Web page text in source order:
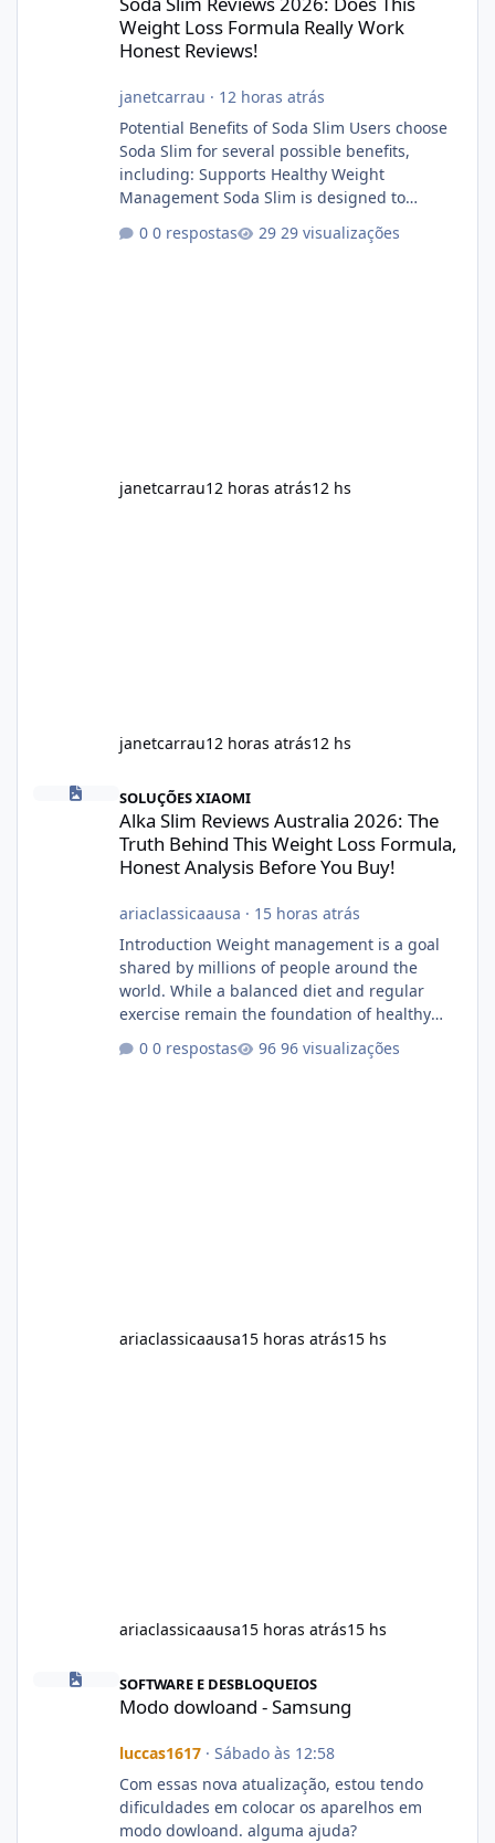
Weight Loss Formula Really Work
Honest Reviews!
janetcarrau · 12 horas atrás
Potential Benefits of Soda Slim Users choose
Soda Slim for several possible benefits,
including: Supports Healthy Weight
Management Soda Slim is designed to
exercise rather than replace them.
0 respostas 29 visualizações
janetcarrau12 horas atrás12 hs
janetcarrau12 horas atrás12 hs
SOLUÇÕES XIAOMI
Alka Slim Reviews Australia 2026: The
Truth Behind This Weight Loss Formula,
Honest Analysis Before You Buy!
ariaclassicaausa · 15 horas atrás
Introduction Weight management is a goal
shared by millions of people around the
world. While a balanced diet and regular
exercise remain the foundation of healthy
dietary supplements for additional support.
0 respostas 96 visualizações
ariaclassicaausa15 horas atrás15 hs
ariaclassicaausa15 horas atrás15 hs
Modo dowloand - Samsung
SOFTWARE E DESBLOQUEIOS
Modo dowloand - Samsung
luccas1617· Sábado às 12:58
Com essas nova atualização, estou tendo
dificuldades em colocar os aparelhos em
modo dowloand. alguma ajuda?